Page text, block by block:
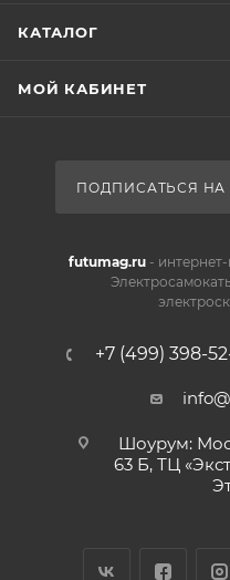
КАТАЛОГ
МОЙ КАБИНЕТ
ПОДПИСАТЬСЯ НА
futumag.ru- интернет-
+7 (499) 398-
Шоурум:
63 Б, ТЦ